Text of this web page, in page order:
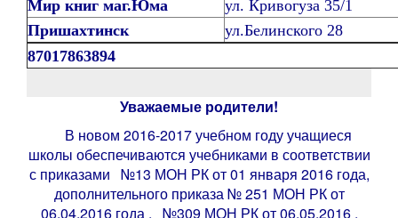
Мир книг маг.Юма
ул. Кривогуза 35/1
Пришахтинск
ул.Белинского 28
87017863894
Уважаемые родители!
В новом 2016-2017 учебном году учащиеся
школы обеспечиваются учебниками в соответствии
с приказами №13 МОН РК от 01 января 2016 года,
дополнительного приказа № 251 МОН РК от
06.04.2016 года , №309 МОН РК от 06.05.2016 ,